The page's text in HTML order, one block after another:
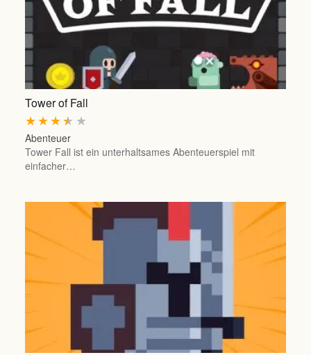
Tower of Fall
★
★
★
★
★
Abenteuer
Tower Fall ist ein unterhaltsames Abenteuerspiel mit
einfacher…